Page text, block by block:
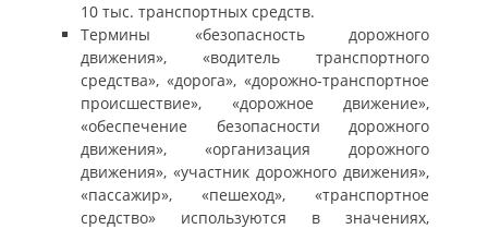
10 тыс. транспортных средств.
Термины «безопасность дорожного
движения», «водитель транспортного
средства», «дорога», «дорожно-транспортное
происшествие», «дорожное движение»,
«обеспечение безопасности дорожного
движения», «организация дорожного
движения», «участник дорожного движения»,
«пассажир», «пешеход», «транспортное
средство» используются в значениях,